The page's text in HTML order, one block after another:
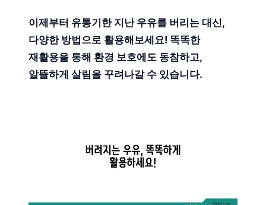
이제부터 유통기한 지난 우유를 버리는 대신,
다양한 방법으로 활용해보세요! 똑똑한
재활용을 통해 환경 보호에도 동참하고,
알뜰하게 살림을 꾸려나갈 수 있습니다.